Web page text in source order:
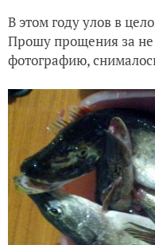
В этом году улов в
Прошу прощения за не
фотографию,